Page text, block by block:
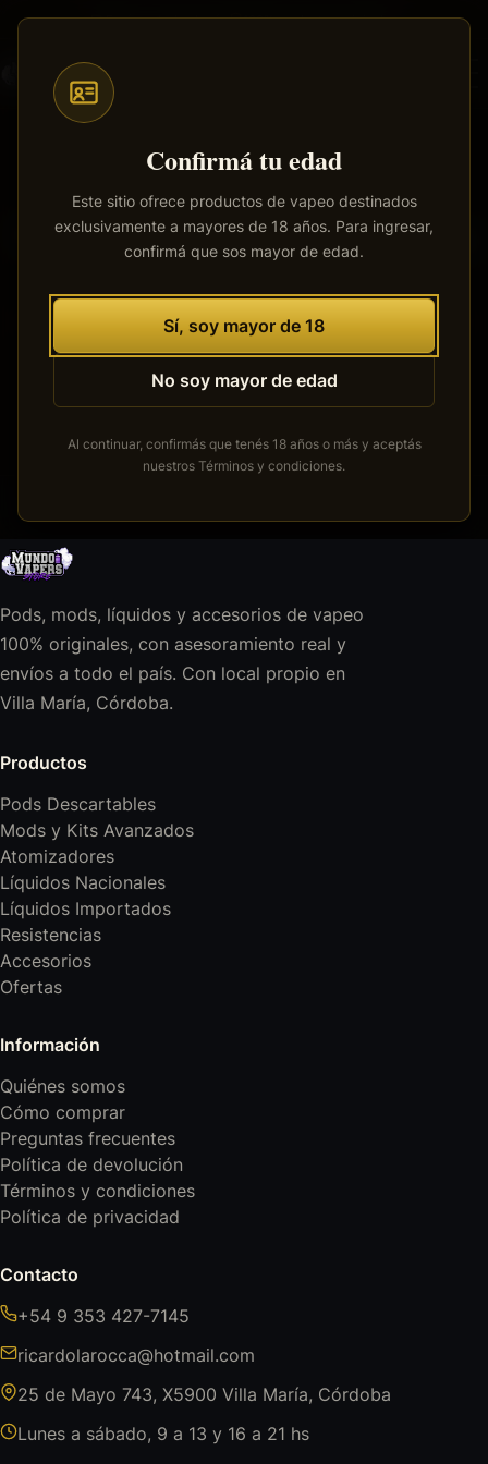
Confirmá tu edad
Este sitio ofrece productos de vapeo destinados
exclusivamente a mayores de 18 años. Para ingresar,
confirmá que sos mayor de edad.
Sí, soy mayor de 18
No soy mayor de edad
Al continuar, confirmás que tenés 18 años o más y aceptás
nuestros Términos y condiciones.
Saltar
contenido
principal
Envíos a todo el país· 100% productos originales
Tenemos grandes proyectos
Se está cocinando algo grande. Nuestra tienda está en
obras y pronto abrirá sus puertas.
Pods, mods, líquidos y accesorios de vapeo
100% originales, con asesoramiento real y
envíos a todo el país. Con local propio en
Villa María, Córdoba.
Productos
Pods Descartables
Mods y Kits Avanzados
Atomizadores
Líquidos Nacionales
Líquidos Importados
Resistencias
Accesorios
Ofertas
Información
Quiénes somos
Cómo comprar
Preguntas frecuentes
Política de devolución
Términos y condiciones
Política de privacidad
Contacto
+54 9 353 427-7145
ricardolarocca@hotmail.com
25 de Mayo 743, X5900 Villa María, Córdoba
Lunes a sábado, 9 a 13 y 16 a 21 hs